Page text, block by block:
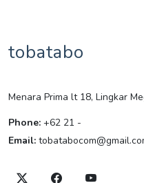
tobatabo
Menara Prima lt 18, Lingkar
Phone: +62 21 -
Email: